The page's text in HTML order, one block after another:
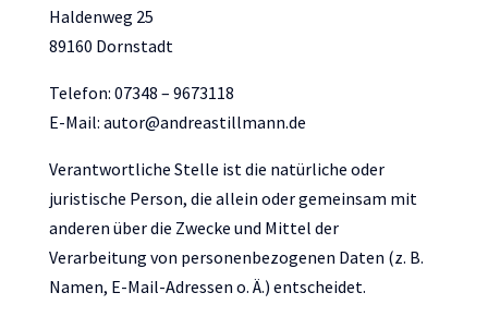
Haldenweg 25
89160 Dornstadt
Telefon: 07348 – 9673118
E-Mail: autor@andreastillmann.de
Verantwortliche Stelle ist die natürliche oder
juristische Person, die allein oder gemeinsam mit
anderen über die Zwecke und Mittel der
Verarbeitung von personenbezogenen Daten (z. B.
Namen, E-Mail-Adressen o. Ä.) entscheidet.